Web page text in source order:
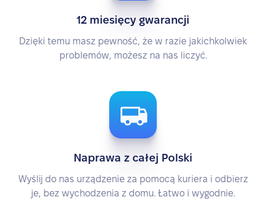
12 miesięcy gwarancji
Dzięki temu masz pewność, że w razie jakichkolwiek
problemów, możesz na nas liczyć.
Naprawa z całej Polski
Wyślij do nas urządzenie za pomocą kuriera i odbierz
je, bez wychodzenia z domu. Łatwo i wygodnie.